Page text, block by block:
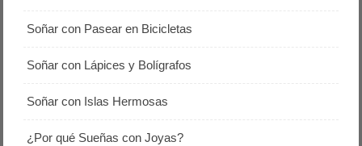
Soñar con Pasear en Bicicletas
Soñar con Lápices y Bolígrafos
Soñar con Islas Hermosas
¿Por qué Sueñas con Joyas?